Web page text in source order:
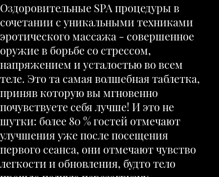
Оздоровительные SPA процедуры в
сочетании с уникальными техниками
эротического массажа - совершенное
оружие в борьбе со стрессом,
напряжением и усталостью во всем
теле. Это та самая волшебная таблетка,
приняв которую вы мгновенно
почувствуете себя лучше! И это не
шутки: более 80 % гостей отмечают
улучшения уже после посещения
первого сеанса, они отмечают чувство
легкости и обновления, будто тело